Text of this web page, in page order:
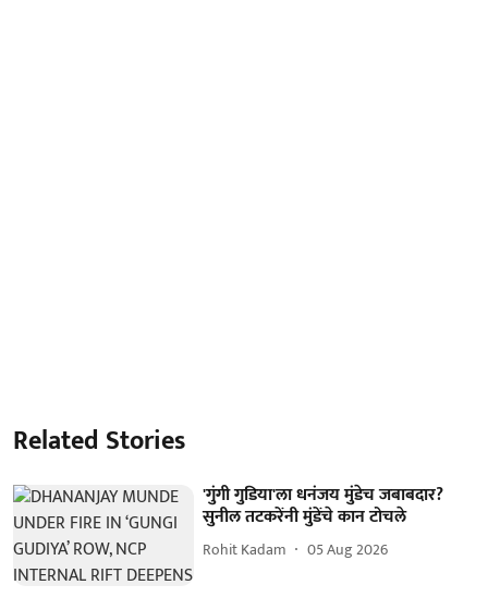
Related Stories
'गुंगी गुडिया'ला धनंजय मुंडेच जबाबदार?
सुनील तटकरेंनी मुंडेंचे कान टोचले
Rohit Kadam 05 Aug 2026